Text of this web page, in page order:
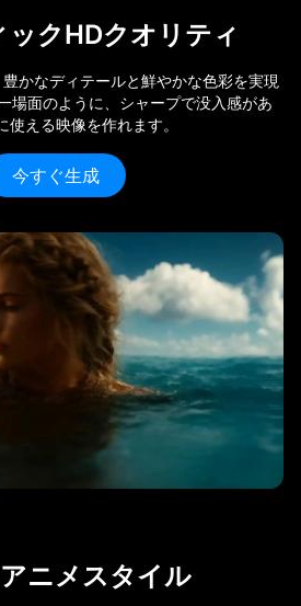
ックHDクオリティ
かなディテールと鮮やかな色彩を実現
場面のように、シャープで没入感があ
使える映像を作れます。
今すぐ生成
ニメスタイル